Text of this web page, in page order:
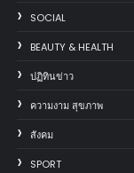
SOCIAL
BEAUTY & HEALTH
ปฏิทินข่าว
ความงาม สุขภาพ
สังคม
SPORT